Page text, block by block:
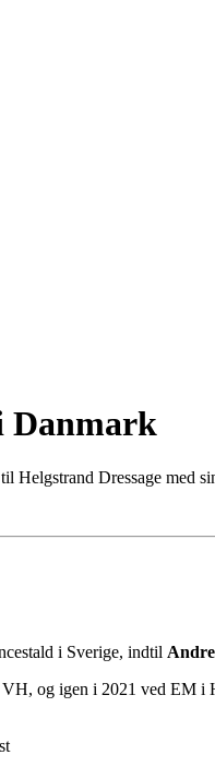
Danmark
Helgstrand Dressage
i Sverige, indtil
og igen i 2021 ved EM